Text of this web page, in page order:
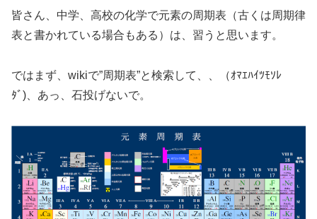
皆さん、中学、高校の化学で元素の周期表（古くは周期律
表と書かれている場合もある）は、習うと思います。
ではまず、wikiで”周期表”と検索して、、（ｵﾏｴﾊｲﾂﾓｿﾚ
ﾀﾞ)、あっ、石投げないで。